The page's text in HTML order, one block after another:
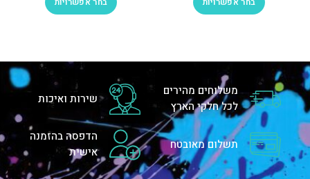
משלוחים מהירים
לכל חלקי הארץ
שירות ואיכות
תשלום מאובטח
הדפסה בהזמנה
אישית